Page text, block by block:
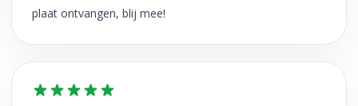
plaat ontvangen, blij mee!